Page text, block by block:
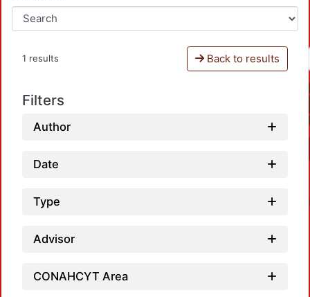
1 results Back to results
Filters
Author
Date
Type
Advisor
CONAHCYT Area